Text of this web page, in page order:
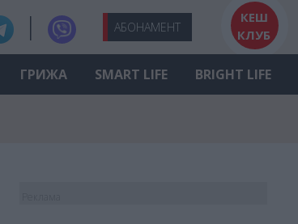
АБОНАМЕНТ
КЕШ
КЛУБ
ГРИЖА SMART LIFE BRIGHT LIFE